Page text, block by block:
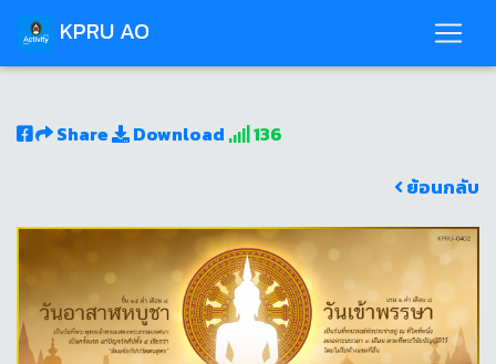
KPRU AO
Share Download
136
ย้อนกลับ